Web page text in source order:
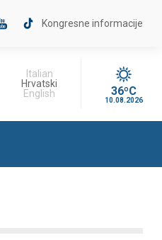
Kongresne informacije
Italian
Hrvatski
English
36ºC
10.08.2026